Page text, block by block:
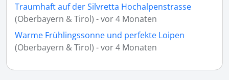
Traumhaft auf der Silvretta Hochalpenstrasse
(Oberbayern & Tirol) - vor 4 Monaten
Warme Frühlingssonne und perfekte Loipen
(Oberbayern & Tirol) - vor 4 Monaten